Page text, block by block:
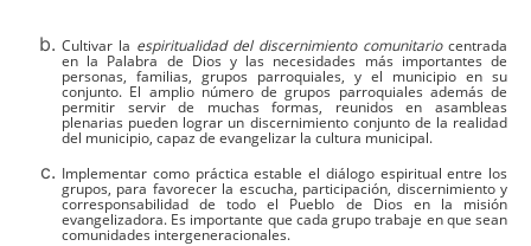
Cultivar la espiritualidad del discernimiento comunitariocentrada
en la Palabra de Dios y las necesidades más importantes de
personas, familias, grupos parroquiales, y el municipio en su
conjunto. El amplio número de grupos parroquiales además de
permitir servir de muchas formas, reunidos en asambleas
plenarias pueden lograr un discernimiento conjunto de la realidad
del municipio, capaz de evangelizar la cultura municipal.
Implementar como práctica estable el diálogo espiritual entre los
grupos, para favorecer la escucha, participación, discernimiento y
corresponsabilidad de todo el Pueblo de Dios en la misión
evangelizadora. Es importante que cada grupo trabaje en que sean
comunidades intergeneracionales.